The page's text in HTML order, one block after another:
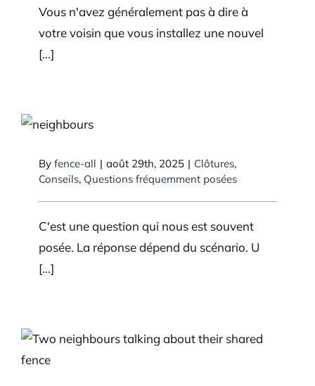
Vous n'avez généralement pas à dire à
votre voisin que vous installez une nouvel
[...]
Mon voisin peut-il remplacer
?
By fence-all | août 29th, 2025 | Clôtures,
Conseils, Questions fréquemment posées
C'est une question qui nous est souvent
posée. La réponse dépend du scénario. U
[...]
Comment aborder votre voisin